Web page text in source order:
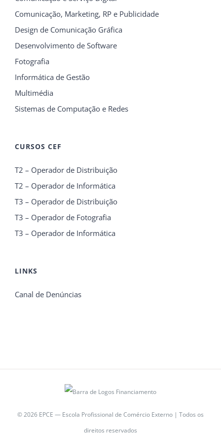
Comunicação, Marketing, RP e Publicidade
Design de Comunicação Gráfica
Desenvolvimento de Software
Fotografia
Informática de Gestão
Multimédia
Sistemas de Computação e Redes
CURSOS CEF
T2 – Operador de Distribuição
T2 – Operador de Informática
T3 – Operador de Distribuição
T3 – Operador de Fotografia
T3 – Operador de Informática
LINKS
Canal de Denúncias
© 2026 EPCE — Escola Profissional de Comércio Externo | Todos os
direitos reservados